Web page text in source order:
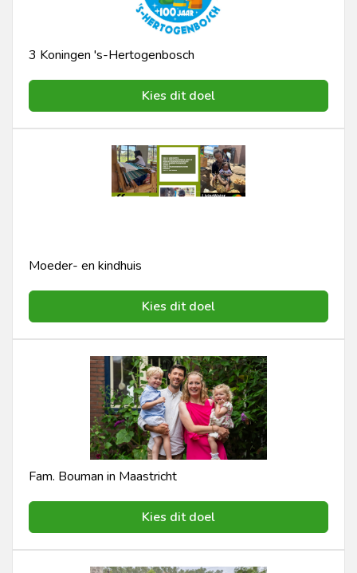
3 Koningen 's-Hertogenbosch
Kies dit doel
Moeder- en kindhuis
Kies dit doel
Fam. Bouman in Maastricht
Kies dit doel